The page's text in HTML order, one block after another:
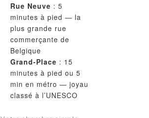
Rue Neuve : 5
minutes à pied — la
plus grande rue
commerçante de
Belgique
Grand-Place : 15
minutes à pied ou 5
min en métro — joyau
classé à l’UNESCO